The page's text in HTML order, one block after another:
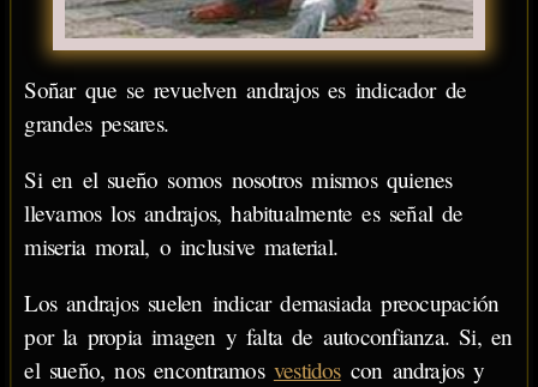
Soñar que se revuelven andrajos es indicador de
grandes pesares.
Si en el sueño somos nosotros mismos quienes
llevamos los andrajos, habitualmente es señal de
miseria moral, o inclusive material.
Los andrajos suelen indicar demasiada preocupación
por la propia imagen y falta de autoconfianza. Si, en
el sueño, nos encontramos vestidoscon andrajos y